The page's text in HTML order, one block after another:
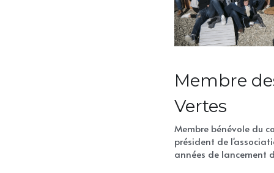
Membre
Vertes
Membre bénévole du
président de
années de lancement